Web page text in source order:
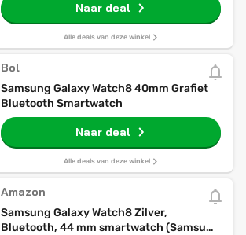
Naar deal
Alle deals van deze winkel
Bol
Samsung Galaxy Watch8 40mm Grafiet
Bluetooth Smartwatch
Naar deal
Alle deals van deze winkel
Amazon
Samsung Galaxy Watch8 Zilver,
Bluetooth, 44 mm smartwatch (Samsung